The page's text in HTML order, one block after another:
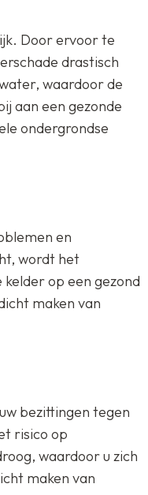
Door ervoor te
drastisch
waardoor de
aan een gezonde
ondergrondse
en
wordt het
op een gezond
maken van
bezittingen tegen
risico op
waardoor u zich
maken van